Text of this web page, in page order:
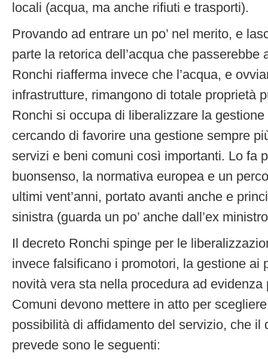
locali (acqua, ma anche rifiuti e trasporti).
Provando ad entrare un po’ nel merito, e
parte la retorica dell’acqua che passerebbe
Ronchi riafferma invece che l’acqua, e
infrastrutture, rimangono di totale proprietà
Ronchi si occupa di liberalizzare la
cercando di favorire una gestione sempre
servizi e beni comuni così importanti. Lo fa
buonsenso, la normativa europea e un
ultimi vent’anni, portato avanti anche e
sinistra (guarda un po’ anche dall’ex
Il decreto Ronchi spinge per le
invece falsificano i promotori, la gestione ai
novità vera sta nella procedura ad evidenza
Comuni devono mettere in atto per
possibilità di affidamento del servizio, che il
prevede sono le seguenti: